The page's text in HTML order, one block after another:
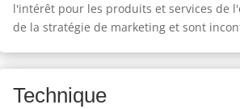
l'intérêt pour les produits et services de
de la stratégie de marketing et sont
Technique